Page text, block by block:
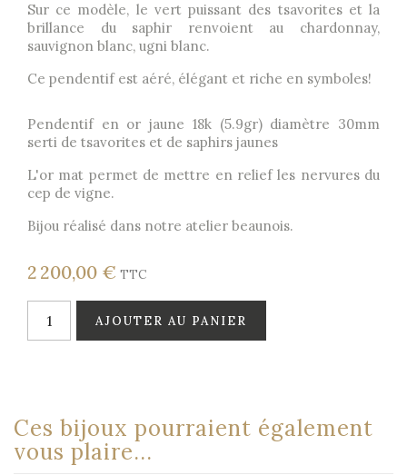
Sur ce modèle, le vert puissant des tsavorites et la
brillance du saphir renvoient au chardonnay,
sauvignon blanc, ugni blanc.
Ce pendentif est aéré, élégant et riche en symboles!
Pendentif en or jaune 18k (5.9gr) diamètre 30mm
serti de tsavorites et de saphirs jaunes
L'or mat permet de mettre en relief les nervures du
cep de vigne.
Bijou réalisé dans notre atelier beaunois.
2 200,00 € TTC
AJOUTER AU PANIER
Ces bijoux pourraient également
vous plaire...